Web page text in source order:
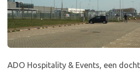
ADO Hospitality & Events, een